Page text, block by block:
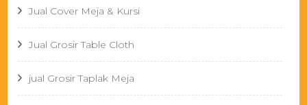
Jual Cover Meja & Kursi
Jual Grosir Table Cloth
jual Grosir Taplak Meja